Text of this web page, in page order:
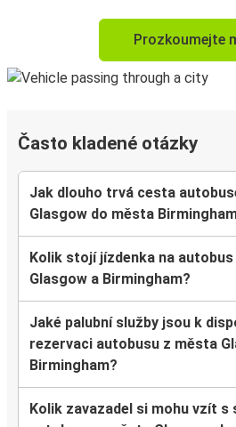
Prozkoumejte
Často kladené otázky
Jak dlouho trvá cesta
Glasgow do města
Kolik stojí jízdenka na
Glasgow a Birmingham?
Jaké palubní služby jsou k
rezervaci autobusu z města
Birmingham?
Kolik zavazadel si mohu vzít s